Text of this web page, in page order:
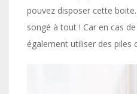
pouvez disposer cette
songé à tout ! Car en cas
également utiliser des piles